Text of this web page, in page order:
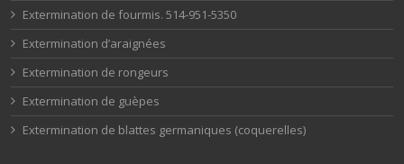
Extermination de fourmis. 514-951-5350
Extermination d’araignées
Extermination de rongeurs
Extermination de guèpes
Extermination de blattes germaniques (coquerelles)